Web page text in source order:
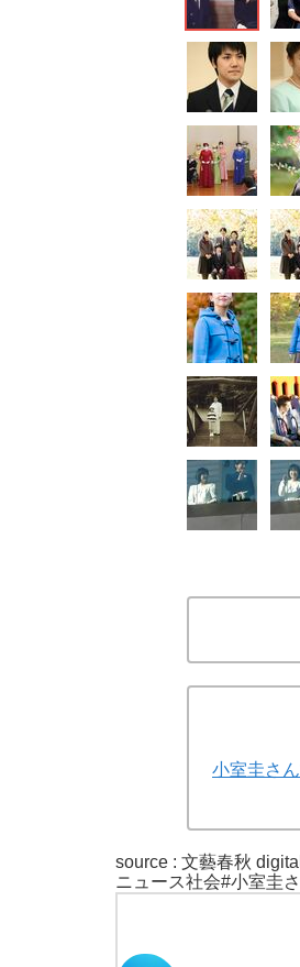
小室圭さ
source : 文藝春秋 digital
ニュース社会#小室圭